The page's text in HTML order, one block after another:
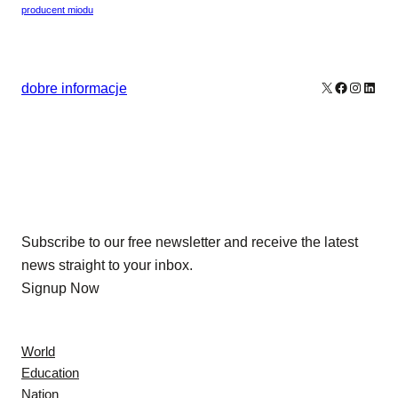
producent miodu
dobre informacje X Facebook
Subscribe to our free newsletter and receive the latest
news straight to your inbox.
Signup Now
World
Education
Nation